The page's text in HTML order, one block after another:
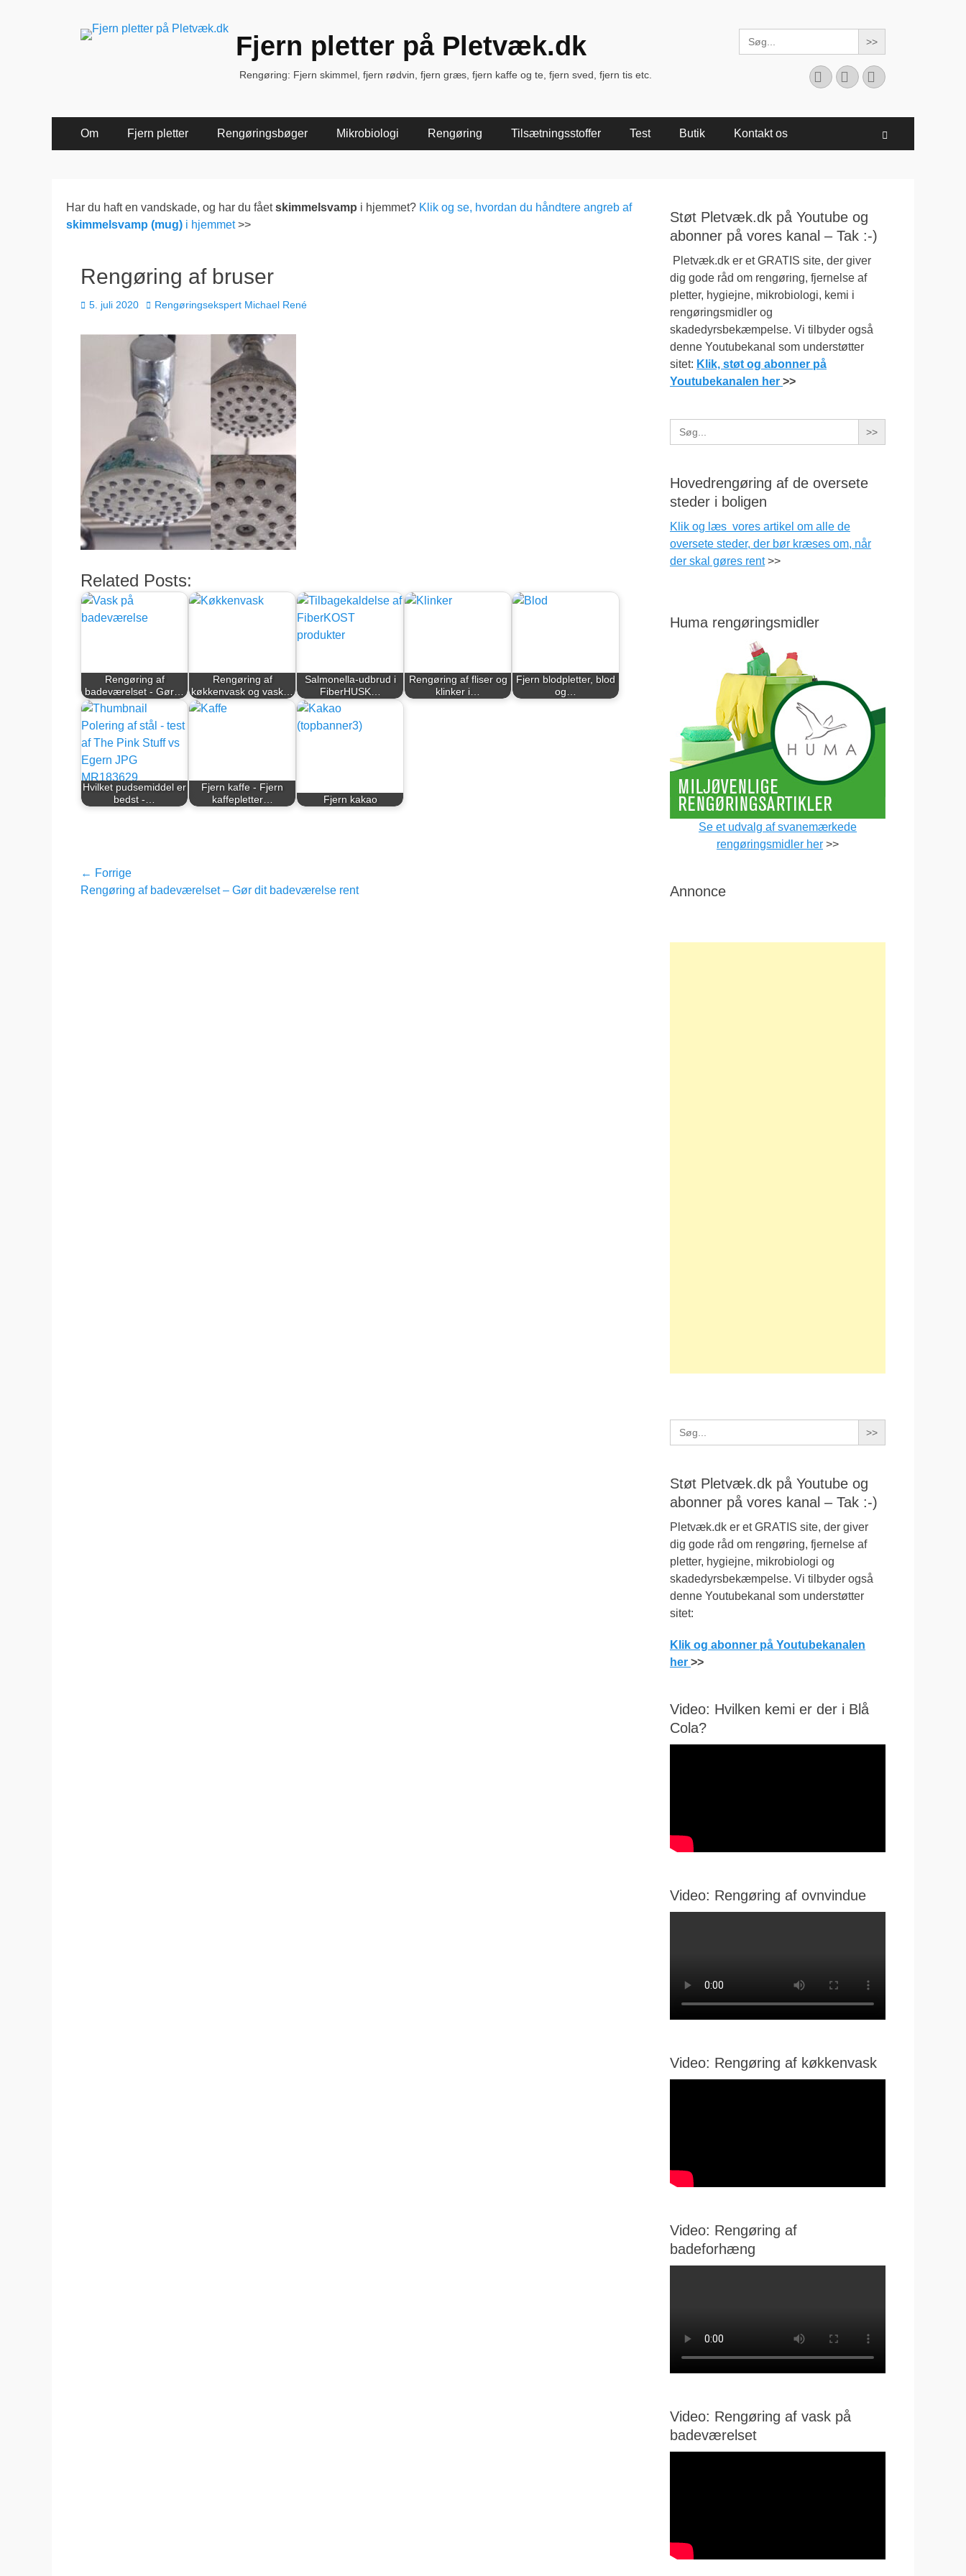
Fjern pletter på Pletvæk.dk
Rengøring: Fjern skimmel, fjern rødvin, fjern græs, fjern kaffe og te, fjern sved, fjern tis etc.
Search
for:
Facebook
YouTubeInstagram
Primær
Menu
Om Fjern pletter Rengøringsbøger Mikrobiologi Rengøring Tilsætningsstoffer Test Butik Kontakt os
Har du haft en vandskade, og har du fåetskimmelsvamp i hjemmet? Klik og se, hvordan du håndtere angreb af
skimmelsvamp (mug) i hjemmet>>
Rengøring af bruser
Udgivet
5. juli 2020 Forfatter
Rengøringsekspert Michael René
Related Posts:
Rengøring af
badeværelset - Gør…
Rengøring af
køkkenvask og vask…
Salmonella-udbrud i
FiberHUSK…
Rengøring af fliser og
klinker i…
Fjern blodpletter, blod
og…
Hvilket pudsemiddel er
bedst -…
Fjern kaffe - Fjern
kaffepletter…
Fjern kakao
Indlægsnavigation
← Forrige
Forrige
Rengøring af badeværelset – Gør dit badeværelse rent
Støt Pletvæk.dk på Youtube og
abonner på vores kanal – Tak :-)
Pletvæk.dk er et GRATIS site, der giver
dig gode råd om rengøring, fjernelse af
pletter, hygiejne, mikrobiologi, kemi i
rengøringsmidler og
skadedyrsbekæmpelse. Vi tilbyder også
denne Youtubekanal som understøtter
sitet: Klik, støt og abonner på
Youtubekanalen her >>
Search
for:
Hovedrengøring af de oversete
steder i boligen
Klik og læs vores artikel om alle de
oversete steder, der bør kræses om, når
der skal gøres rent>>
Huma rengøringsmidler
Se et udvalg af svanemærkede
rengøringsmidler her >>
Annonce
Search
for:
Støt Pletvæk.dk på Youtube og
abonner på vores kanal – Tak :-)
Pletvæk.dk er et GRATIS site, der giver
dig gode råd om rengøring, fjernelse af
pletter, hygiejne, mikrobiologi og
skadedyrsbekæmpelse. Vi tilbyder også
denne Youtubekanal som understøtter
sitet:
Klik og abonner på Youtubekanalen
her >>
Video: Hvilken kemi er der i Blå
Cola?
Video: Rengøring af ovnvindue
Video: Rengøring af køkkenvask
Video: Rengøring af
badeforhæng
Video: Rengøring af vask på
badeværelset